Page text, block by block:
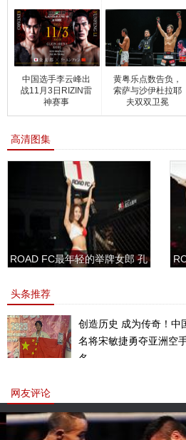
中国选手李云峰出
战11月3日RIZIN雷
神赛事
黄粤乐点数告负，
索萨与沙伊杜拉耶
夫双双卫冕
高清图集
ROAD FC最年轻的举牌女郎 孔
头条推荐
创造历史 成为传奇！中
名将宋敏捷勇夺亚洲空
名。
网友评论